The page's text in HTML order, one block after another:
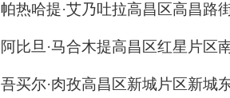
帕热哈提·艾乃吐拉高昌区高昌路
阿比旦 ·马合木提高昌区红星片区
吾买尔·肉孜高昌区新城片区新城